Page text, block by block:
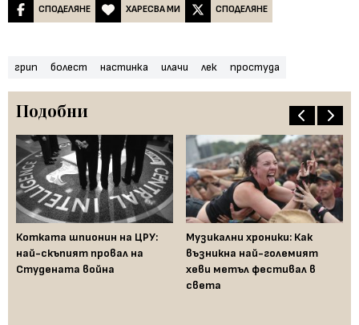
СПОДЕЛЯНЕ ХАРЕСВА МИ СПОДЕЛЯНЕ
грип болест настинка илачи лек простуда
Подобни
Котката шпионин на ЦРУ:
най-скъпият провал на
Студената война
Музикални хроники: Как
възникна най-големият
хеви метъл фестивал в
света